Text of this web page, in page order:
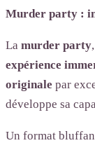
Murder party :
La murder party
expérience
originale par
développe sa
Un format